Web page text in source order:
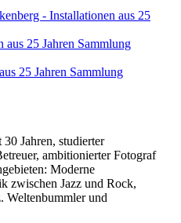
Jahren, studierter
ambitionierter Fotograf
Moderne
zwischen Jazz und Rock,
Weltenbummler und